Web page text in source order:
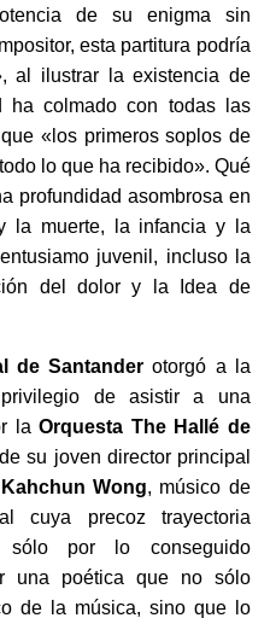
de su enigma sin
esta partitura podría
al ilustrar la existencia de
colmado con todas las
«los primeros soplos de
lo que ha recibido». Qué
profundidad asombrosa en
la muerte, la infancia y la
juvenil, incluso la
del dolor y la Idea de
de Santander otorgó a la
de asistir a una
laOrquesta The Hallé de
su joven director principal
Kahchun Wong, músico de
cuya precoz trayectoria
por lo conseguido
una poética que no sólo
de la música, sino que lo